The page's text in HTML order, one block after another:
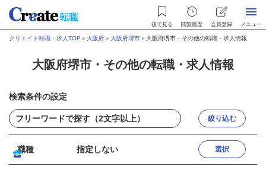
後で見る 閲覧履歴 会員登録 メニュー
クリエイト転職・求人TOP ＞大阪府＞大阪府堺市＞大阪府堺市・その他の転職・求人情報
大阪府堺市・その他の転職・求人情報
検索条件の設定
絞り込む
職種 指定しない 選択